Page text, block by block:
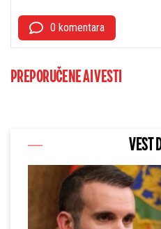
0 komentara
PREPORUČENE AI VESTI
VEST